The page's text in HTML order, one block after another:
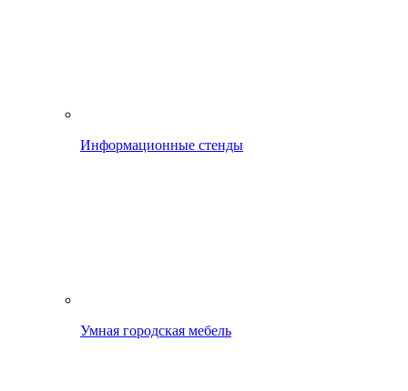
Информационные стенды
Умная городская мебель